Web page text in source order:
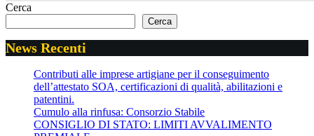
Cerca
Cerca
News Recenti
Contributi alle imprese artigiane per il conseguimento
dell’attestato SOA, certificazioni di qualità, abilitazioni e
patentini.
Cumulo alla rinfusa: Consorzio Stabile
CONSIGLIO DI STATO: LIMITI AVVALIMENTO